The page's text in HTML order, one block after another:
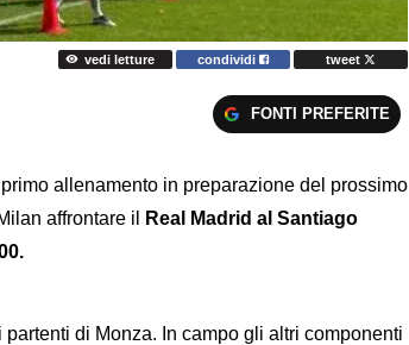
vedi letture condividi tweet
FONTI PREFERITE
allenamento in preparazione del prossimo
affrontare il
Real Madrid al Santiago
di Monza. In campo gli altri componenti